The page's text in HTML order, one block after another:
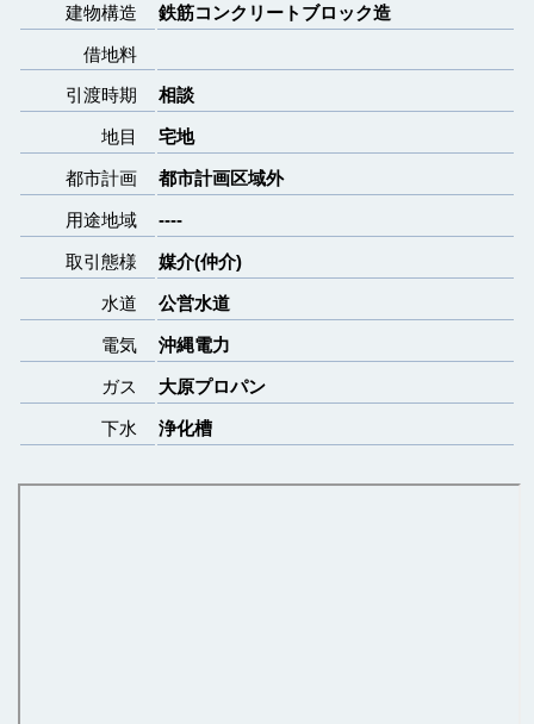
建物構造 鉄筋コンクリートブロック造
借地料
引渡時期
相談
地目 宅地
都市計画 都市計画区域外
用途地域 ----
取引態様 媒介(仲介)
水道 公営水道
電気 沖縄電力
ガス 大原プロパン
下水 浄化槽